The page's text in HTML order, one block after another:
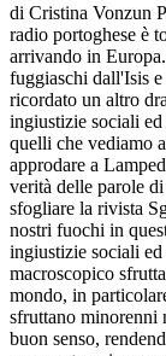
di Cristina Vonzun
radio portoghese è
arrivando in
fuggiaschi dall'Isis
ricordato un altro
ingiustizie sociali
quelli che vediamo
approdare a
verità delle parole di
sfogliare la rivista
nostri fuochi in
ingiustizie sociali
macroscopico
mondo, in
sfruttano minorenni
buon senso,